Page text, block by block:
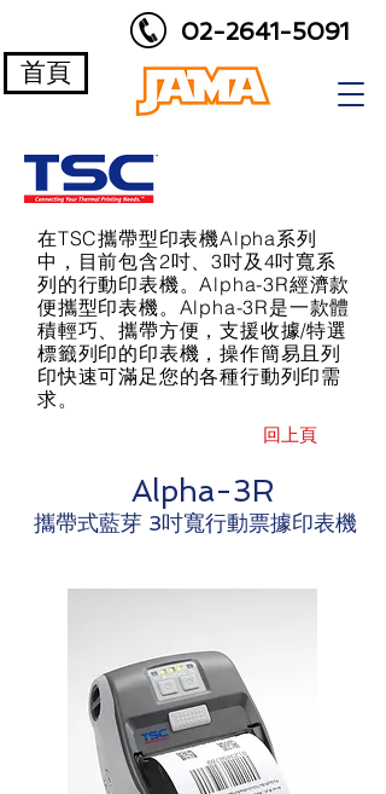
首頁
02-2641-5091
在TSC攜帶型印表機Alpha系列
中，目前包含2吋、3吋及4吋寬系
列的行動印表機。Alpha-3R經濟款
便攜型印表機。Alpha-3R是一款體
積輕巧、攜帶方便，支援收據/特選
標籤列印的印表機，操作簡易且列
印快速可滿足您的各種行動列印需
求。
回上頁
Alpha-3R
攜帶式藍芽 3吋寬行動票據印表機